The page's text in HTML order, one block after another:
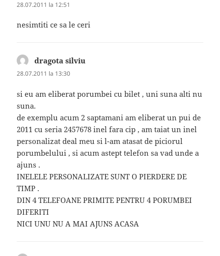
28.07.2011 la 12:51
nesimtiti ce sa le ceri
dragota silviu
28.07.2011 la 13:30
si eu am eliberat porumbei cu bilet , uni suna alti nu
suna.
de exemplu acum 2 saptamani am eliberat un pui de
2011 cu seria 2457678 inel fara cip , am taiat un inel
personalizat deal meu si l-am atasat de piciorul
porumbelului , si acum astept telefon sa vad unde a
ajuns .
INELELE PERSONALIZATE SUNT O PIERDERE DE
TIMP .
DIN 4 TELEFOANE PRIMITE PENTRU 4 PORUMBEI
DIFERITI
NICI UNU NU A MAI AJUNS ACASA